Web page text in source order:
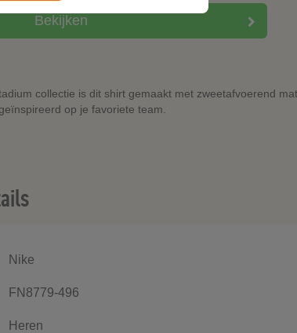
Bekijken
collectie is dit shirt gemaakt met zweetafvoerend
op je favoriete team.
Nike
FN8779-496
Heren